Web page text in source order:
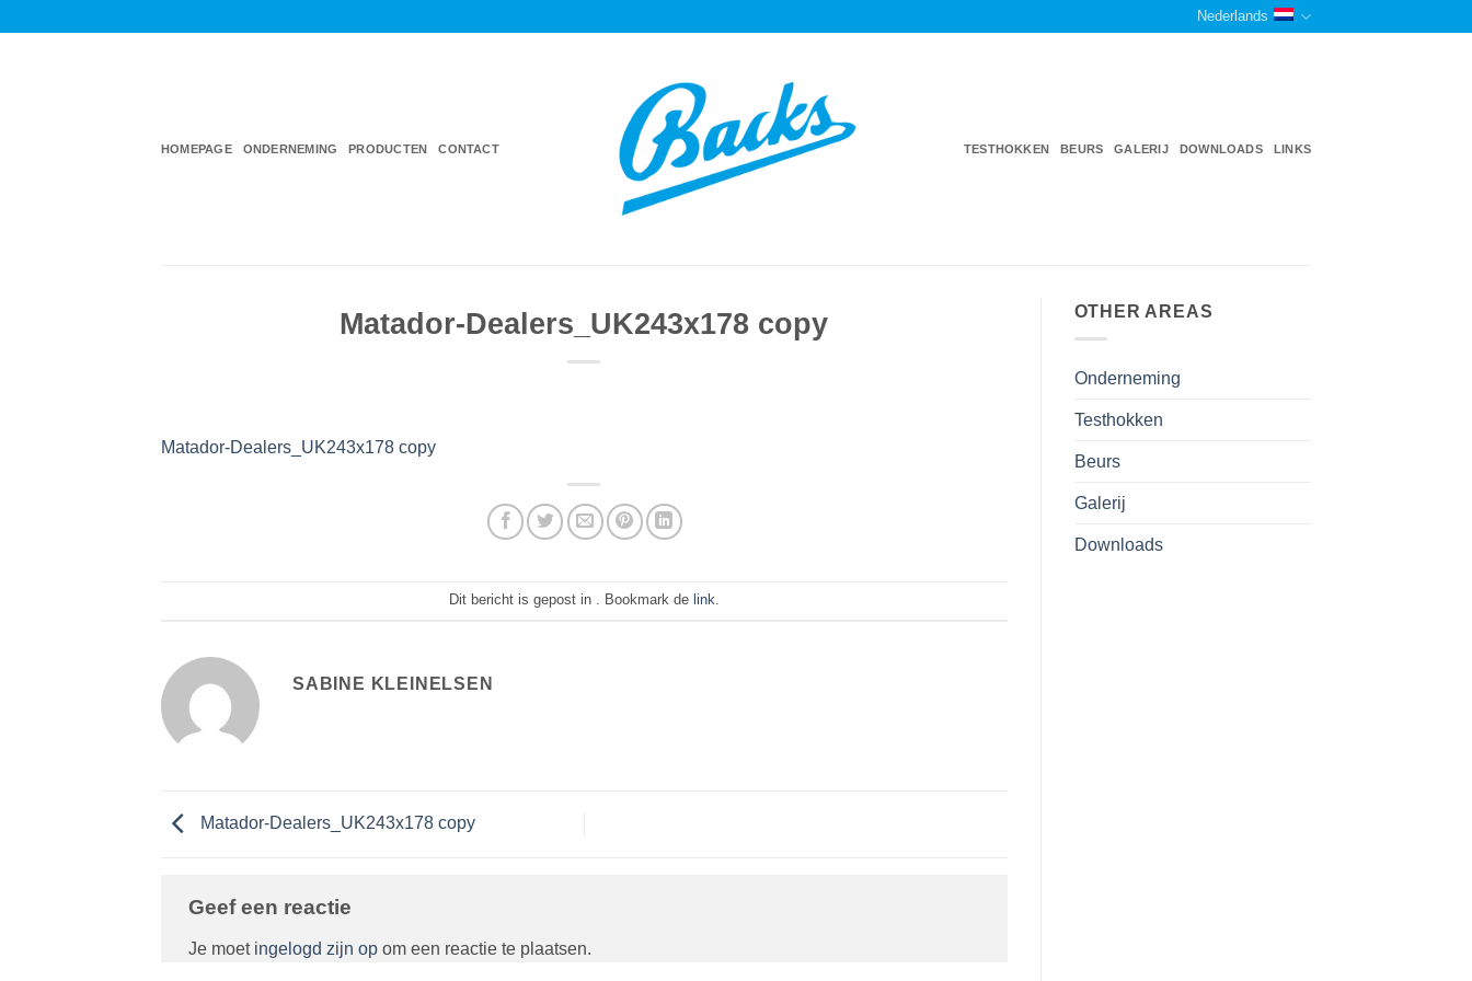
Nederlands
HOMEPAGE ONDERNEMING PRODUCTEN CONTACT TESTHOKKEN BEURS GALERIJ DOWNLOADS LINKS
Matador-Dealers_UK243x178 copy
Matador-Dealers_UK243x178 copy
Dit bericht is gepost in . Bookmark de link
SABINE KLEINELSEN
Matador-Dealers_UK243x178 copy
Geef een reactie
Je moet ingelogd zijn op om een reactie te plaatsen.
OTHER AREAS
Onderneming
Testhokken
Beurs
Galerij
Downloads